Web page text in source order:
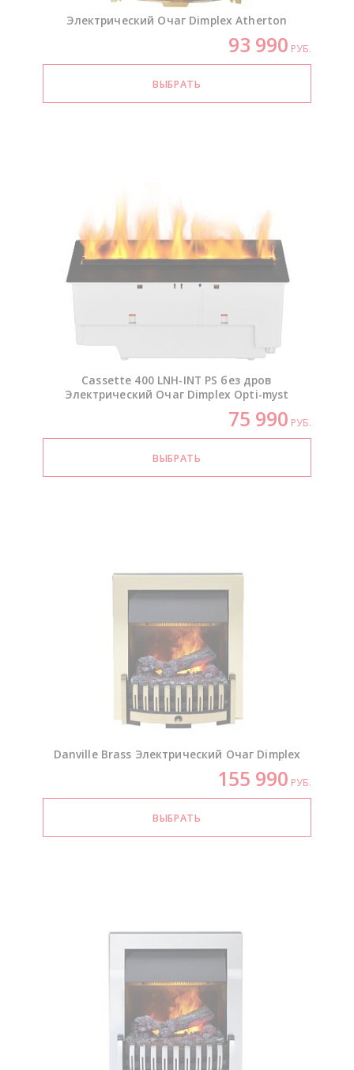
Электрический Очаг Dimplex Atherton
93 990 РУБ.
Cassette 400 LNH-INT PS без дров
Электрический Очаг Dimplex Opti-myst
75 990 РУБ.
Danville Brass Электрический Очаг Dimplex
155 990 РУБ.